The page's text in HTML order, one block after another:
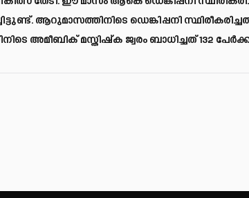
ആറുമാസത്തിനിടെ ഡെങ്കിപ്പനി
അമീബിക് മസ്തിഷ്‌ക ജ്വരം ബാധിച്ചത് 132